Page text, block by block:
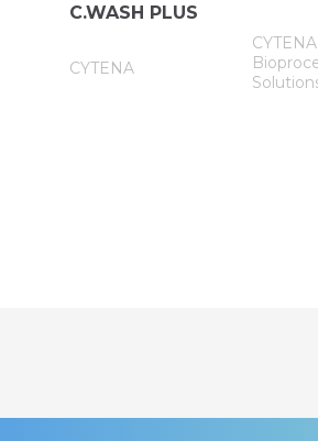
C.WASH PLUS
CYTENA
CYTENA